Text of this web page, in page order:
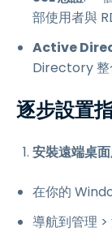
部使用者與
Active
Directory 整
逐步設置
安裝遠端桌
在你的
導航到管理 >